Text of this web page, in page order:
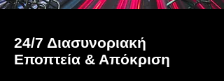
24/7 Διασυνοριακή
Εποπτεία & Απόκριση